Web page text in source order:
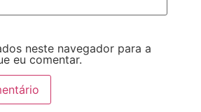
neste navegador para a
eu comentar.